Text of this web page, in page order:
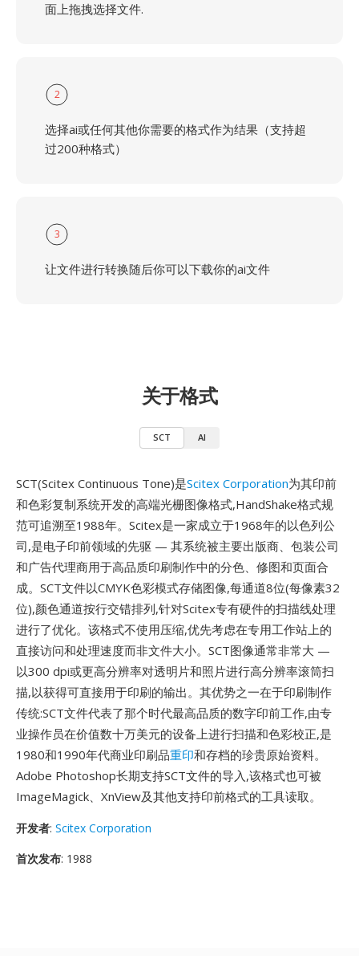
面上拖拽选择文件.
2
选择ai或任何其他你需要的格式作为结果（支持超
过200种格式）
3
让文件进行转换随后你可以下载你的ai文件
关于格式
SCT AI
SCT(Scitex Continuous Tone)是Scitex Corporation为其印前
和色彩复制系统开发的高端光栅图像格式,HandShake格式规
范可追溯至1988年。Scitex是一家成立于1968年的以色列公
司,是电子印前领域的先驱 — 其系统被主要出版商、包装公司
和广告代理商用于高品质印刷制作中的分色、修图和页面合
成。SCT文件以CMYK色彩模式存储图像,每通道8位(每像素32
位),颜色通道按行交错排列,针对Scitex专有硬件的扫描线处理
进行了优化。该格式不使用压缩,优先考虑在专用工作站上的
直接访问和处理速度而非文件大小。SCT图像通常非常大 —
以300 dpi或更高分辨率对透明片和照片进行高分辨率滚筒扫
描,以获得可直接用于印刷的输出。其优势之一在于印刷制作
传统:SCT文件代表了那个时代最高品质的数字印前工作,由专
业操作员在价值数十万美元的设备上进行扫描和色彩校正,是
1980和1990年代商业印刷品重印和存档的珍贵原始资料。
Adobe Photoshop长期支持SCT文件的导入,该格式也可被
ImageMagick、XnView及其他支持印前格式的工具读取。
开发者: Scitex Corporation
首次发布: 1988